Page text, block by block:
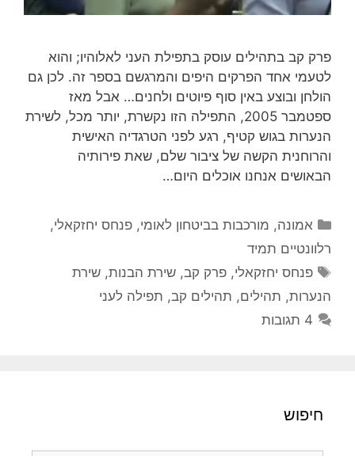
פרק קב בתהילים עוסק בתפילת העני לאלוהיו; והוא
לטעמי אחד הפרקים היפים והמרגשם בספר זה. לכן גם
הולחן ובוצע באין סוף פיוטים ולחנים… אבל מאז
ספטמבר 2005, התפילה הזו נקשרת, יותר מכל, לשירת
הנערות בגוש קטיף, רגע לפני הטרגדיה האישית
והרוחנית הקשה של ציבור שלם, שאת פירותיה
הבאושים אנחנו אוכלים היום…
קטגוריות
אמונה, מורכבות בביטחון לאומי,פנחס יחזקאלי,
רלוונטיים תמיד
תגיות
פנחס יחזקאלי,פרק קב,שירת הבנות,שירת
הנערות, תהילים, תהילים קב, תפילה לעני
4 תגובות
חיפוש